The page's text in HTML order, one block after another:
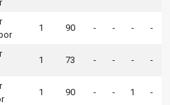
1 90 - - - -
1 73 - - - -
1 90 - - 1 -